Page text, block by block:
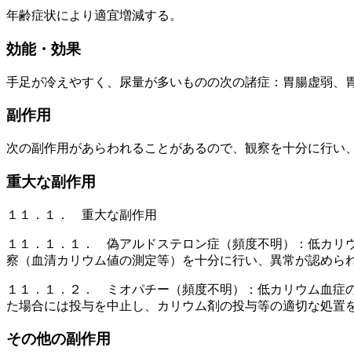
年齢症状により適宜増減する。
効能・効果
手足が冷えやすく、尿量が多いものの次の諸症：胃腸虚弱、
副作用
次の副作用があらわれることがあるので、観察を十分に行い
重大な副作用
１１．１． 重大な副作用
１１．１．１． 偽アルドステロン症（頻度不明）：低カリ
察（血清カリウム値の測定等）を十分に行い、異常が認めら
１１．１．２． ミオパチー（頻度不明）：低カリウム血症
た場合には投与を中止し、カリウム剤の投与等の適切な処置
その他の副作用